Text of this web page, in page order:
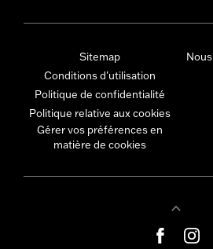
Sitemap
Conditions d'utilisation
Politique de confidentialité
Politique relative aux cookies
Gérer vos préférences en
matière de cookies